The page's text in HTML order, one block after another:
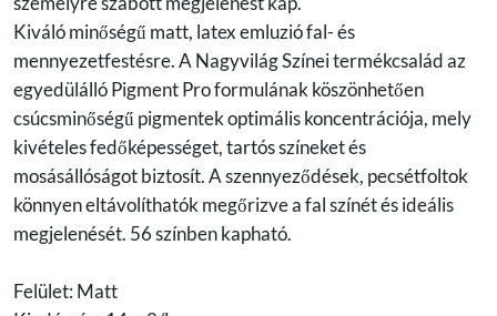
Kiváló minőségű matt, latex emluzió fal- és
mennyezetfestésre. A Nagyvilág Színei termékcsalád az
egyedülálló Pigment Pro formulának köszönhetően
csúcsminőségű pigmentek optimális koncentrációja, mely
kivételes fedőképességet, tartós színeket és
mosásállóságot biztosít. A szennyeződések, pecsétfoltok
könnyen eltávolíthatók megőrizve a fal színét és ideális
megjelenését. 56 színben kapható.
Felület: Matt